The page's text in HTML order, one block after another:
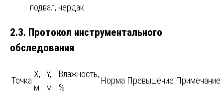
подвал, чердак.
2.3. Протокол инструментального
обследования
Точка
X,
м
Y,
м
Влажность,
%
Норма Превышение Примечание